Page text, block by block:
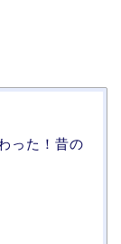
った！昔の